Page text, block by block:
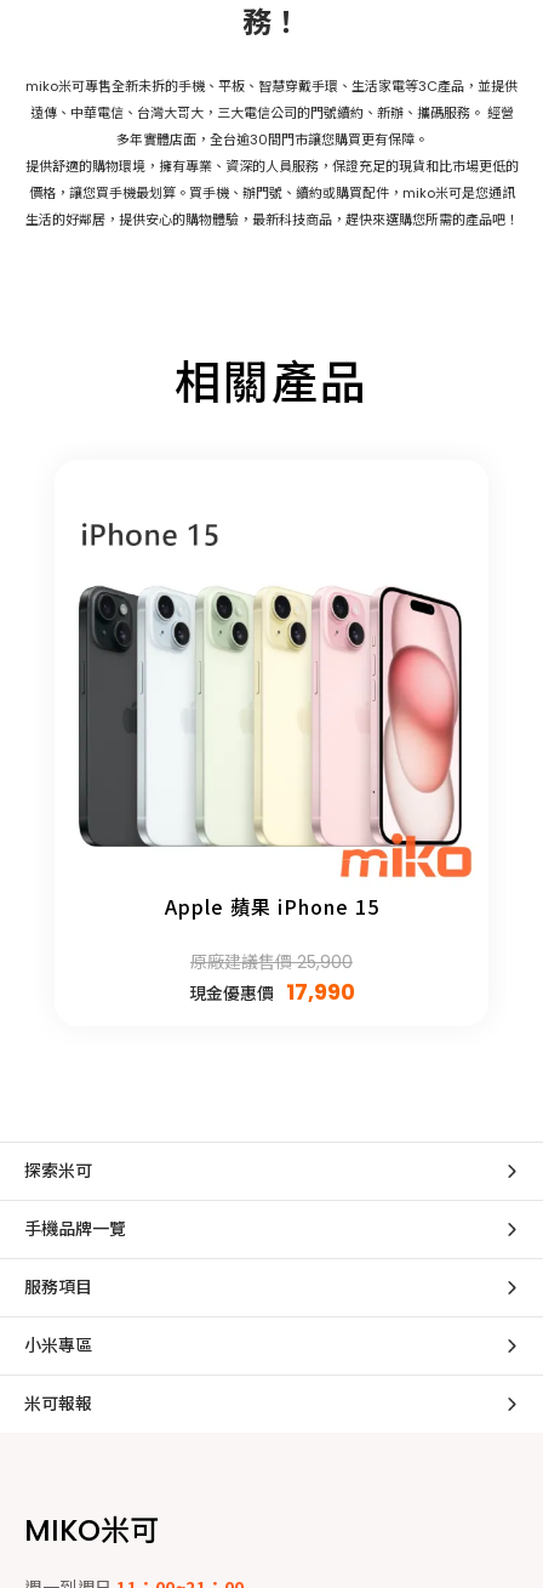
務！
miko米可專售全新未拆的手機、平板、智慧穿戴手環、生活家電等3C產品，並提供
遠傳、中華電信、台灣大哥大，三大電信公司的門號續約、新辦、攜碼服務。 經營
多年實體店面，全台逾30間門市讓您購買更有保障。
提供舒適的購物環境，擁有專業、資深的人員服務，保證充足的現貨和比市場更低的
價格，讓您買手機最划算。買手機、辦門號、續約或購買配件，miko米可是您通訊
生活的好鄰居，提供安心的購物體驗，最新科技商品，趕快來選購您所需的產品吧！
相關產品
Apple 蘋果 iPhone 15
原廠建議售價 25,900
現金優惠價 17,990
探索米可
手機品牌一覽
服務項目
小米專區
米可報報
MIKO米可